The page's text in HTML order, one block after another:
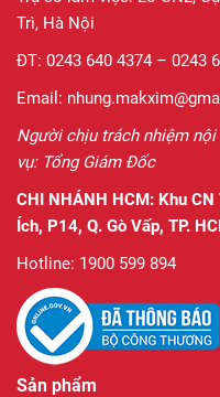
Trì, Hà Nội
ĐT: 0243 640 4374 – 0243
Email:
Người chịu trách nhiệm nội
vụ: Tổng Giám Đốc
CHI NHÁNH HCM: Khu
Ích, P14, Q. Gò Vấp, TP.
Hotline: 1900 599 894
Sản phẩm